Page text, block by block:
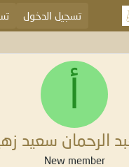
تسجيل الدخول
الرحمان سعيد
New member